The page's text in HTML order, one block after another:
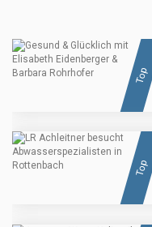
Top
Top